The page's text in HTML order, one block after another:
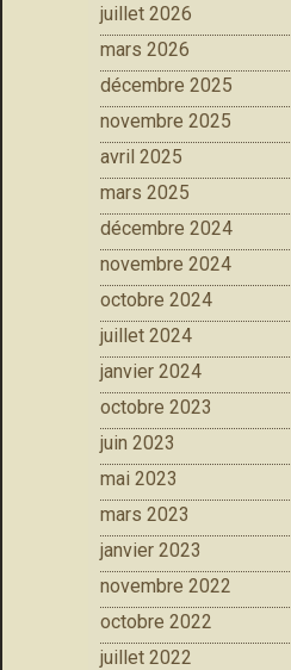
juillet 2026
mars 2026
décembre 2025
novembre 2025
avril 2025
mars 2025
décembre 2024
novembre 2024
octobre 2024
juillet 2024
janvier 2024
octobre 2023
juin 2023
mai 2023
mars 2023
janvier 2023
novembre 2022
octobre 2022
juillet 2022